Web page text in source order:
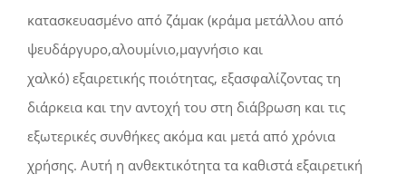
κατασκευασμένο από ζάμακ (κράμα μετάλλου από
ψευδάργυρο,αλουμίνιο,μαγνήσιο και
χαλκό) εξαιρετικής ποιότητας, εξασφαλίζοντας τη
διάρκεια και την αντοχή του στη διάβρωση και τις
εξωτερικές συνθήκες ακόμα και μετά από χρόνια
χρήσης. Αυτή η ανθεκτικότητα τα καθιστά εξαιρετική